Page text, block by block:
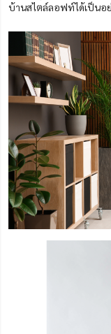
บ้านสไตล์ลอฟท์ได้เป็นอ